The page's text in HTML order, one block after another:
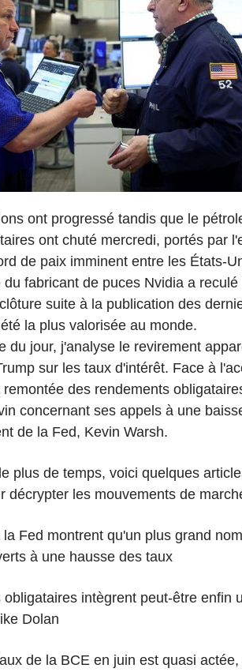
ont progressé tandis que le
ont chuté mercredi, portés par
de paix imminent entre les États-
fabricant de puces Nvidia a reculé
suite à la publication des
la plus valorisée au monde.
du jour, j'analyse le revirement
sur les taux d'intérêt. Face à
des rendements
concernant ses appels à une
de la Fed, Kevin Warsh.
plus de temps, voici quelques
décrypter les mouvements de
Fed montrent qu'un plus grand
à une hausse des taux
intègrent peut-être enfin
Dolan
de la BCE en juin est quasi